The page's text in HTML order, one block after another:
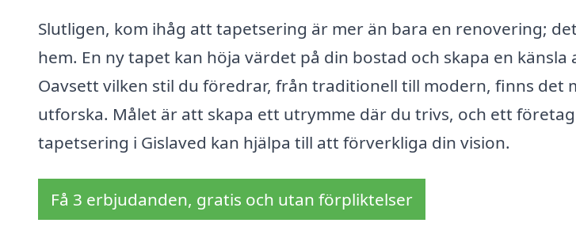
Slutligen, kom ihåg att tapetsering är mer än bara en renovering;
hem. En ny tapet kan höja värdet på din bostad och skapa en känsla
Oavsett vilken stil du föredrar, från traditionell till modern, finns det
utforska. Målet är att skapa ett utrymme där du trivs, och ett
tapetsering i Gislaved kan hjälpa till att förverkliga din vision.
Få 3 erbjudanden, gratis och utan förpliktelser